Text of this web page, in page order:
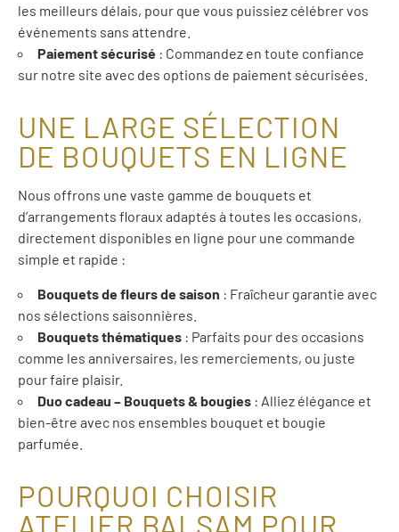
les meilleurs délais, pour que vous puissiez célébrer vos
événements sans attendre.
Paiement sécurisé : Commandez en toute confiance
sur notre site avec des options de paiement sécurisées.
UNE LARGE SÉLECTION
DE BOUQUETS EN LIGNE
Nous offrons une vaste gamme de bouquets et
d’arrangements floraux adaptés à toutes les occasions,
directement disponibles en ligne pour une commande
simple et rapide :
Bouquets de fleurs de saison : Fraîcheur garantie avec
nos sélections saisonnières.
Bouquets thématiques : Parfaits pour des occasions
comme les anniversaires, les remerciements, ou juste
pour faire plaisir.
Duo cadeau – Bouquets & bougies : Alliez élégance et
bien-être avec nos ensembles bouquet et bougie
parfumée.
POURQUOI CHOISIR
ATELIER BALSAM POUR